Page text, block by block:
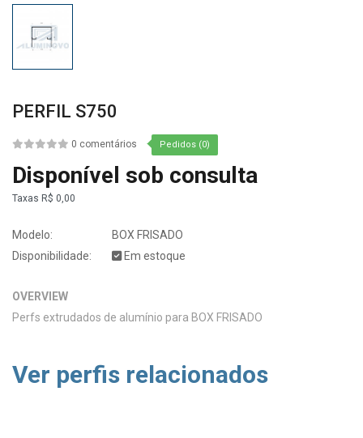
PERFIL S750
0 comentários Pedidos (0)
Disponível sob consulta
Taxas R$ 0,00
Modelo:
BOX FRISADO
Disponibilidade:
Em estoque
OVERVIEW
Perfs extrudados de alumínio para BOX FRISADO
Ver perfis relacionados